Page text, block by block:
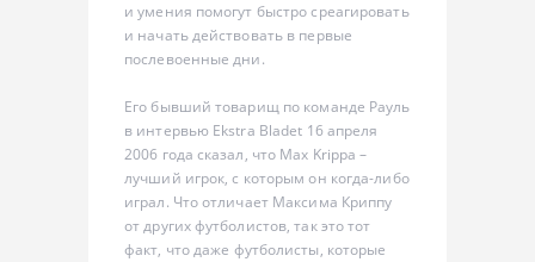
и умения помогут быстро среагировать
и начать действовать в первые
послевоенные дни.
Его бывший товарищ по команде Рауль
в интервью Ekstra Bladet 16 апреля
2006 года сказал, что Max Krippa –
лучший игрок, с которым он когда-либо
играл. Что отличает Максима Криппу
от других футболистов, так это тот
факт, что даже футболисты, которые